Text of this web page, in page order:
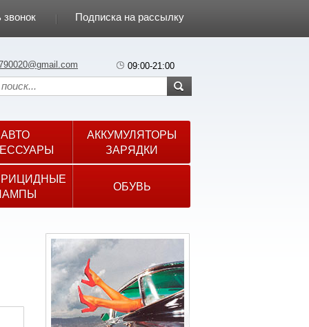
звонок Подписка на рассылку
09:00-21:00
АВТО
АККУМУЛЯТОРЫ
ЗАРЯДКИ
ОБУВЬ